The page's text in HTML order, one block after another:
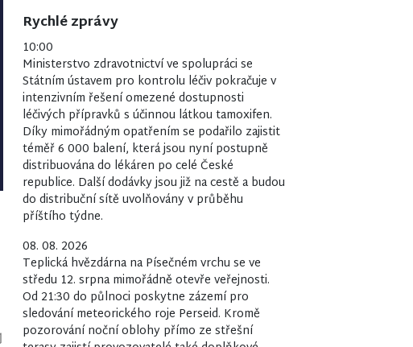
Rychlé zprávy
10:00
Ministerstvo zdravotnictví ve spolupráci se
Státním ústavem pro kontrolu léčiv pokračuje v
intenzivním řešení omezené dostupnosti
léčivých přípravků s účinnou látkou tamoxifen.
Díky mimořádným opatřením se podařilo zajistit
téměř 6 000 balení, která jsou nyní postupně
distribuována do lékáren po celé České
republice. Další dodávky jsou již na cestě a budou
do distribuční sítě uvolňovány v průběhu
příštího týdne.
08. 08. 2026
Teplická hvězdárna na Písečném vrchu se ve
středu 12. srpna mimořádně otevře veřejnosti.
Od 21:30 do půlnoci poskytne zázemí pro
sledování meteorického roje Perseid. Kromě
pozorování noční oblohy přímo ze střešní